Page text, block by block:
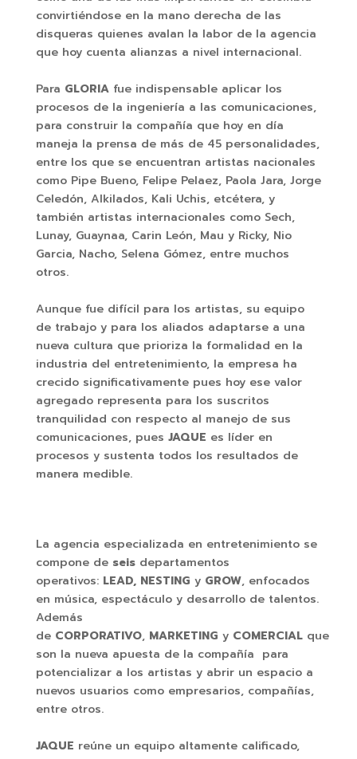
convirtiéndose en la mano derecha de las
disqueras quienes avalan la labor de la agencia
que hoy cuenta alianzas a nivel internacional.
Para GLORIAfue indispensable aplicar los
procesos de la ingeniería a las comunicaciones,
para construir la compañía que hoy en día
maneja la prensa de más de 45 personalidades,
entre los que se encuentran artistas nacionales
como Pipe Bueno, Felipe Pelaez, Paola Jara, Jorge
Celedón, Alkilados, Kali Uchis, etcétera, y
también artistas internacionales como Sech,
Lunay, Guaynaa, Carin León, Mau y Ricky, Nio
Garcia, Nacho, Selena Gómez, entre muchos
otros.
Aunque fue difícil para los artistas, su equipo
de trabajo y para los aliados adaptarse a una
nueva cultura que prioriza la formalidad en la
industria del entretenimiento, la empresa ha
crecido significativamente pues hoy ese valor
agregado representa para los suscritos
tranquilidad con respecto al manejo de sus
comunicaciones, pues JAQUE es líder en
procesos y sustenta todos los resultados de
manera medible.
La agencia especializada en entretenimiento se
compone de seis departamentos
operativos: LEAD, NESTING yGROW, enfocados
en música, espectáculo y desarrollo de talentos.
Además
de CORPORATIVO, MARKETING y COMERCIAL que
son la nueva apuesta de la compañía para
potencializar a los artistas y abrir un espacio a
nuevos usuarios como empresarios, compañías,
entre otros.
JAQUE reúne un equipo altamente calificado,